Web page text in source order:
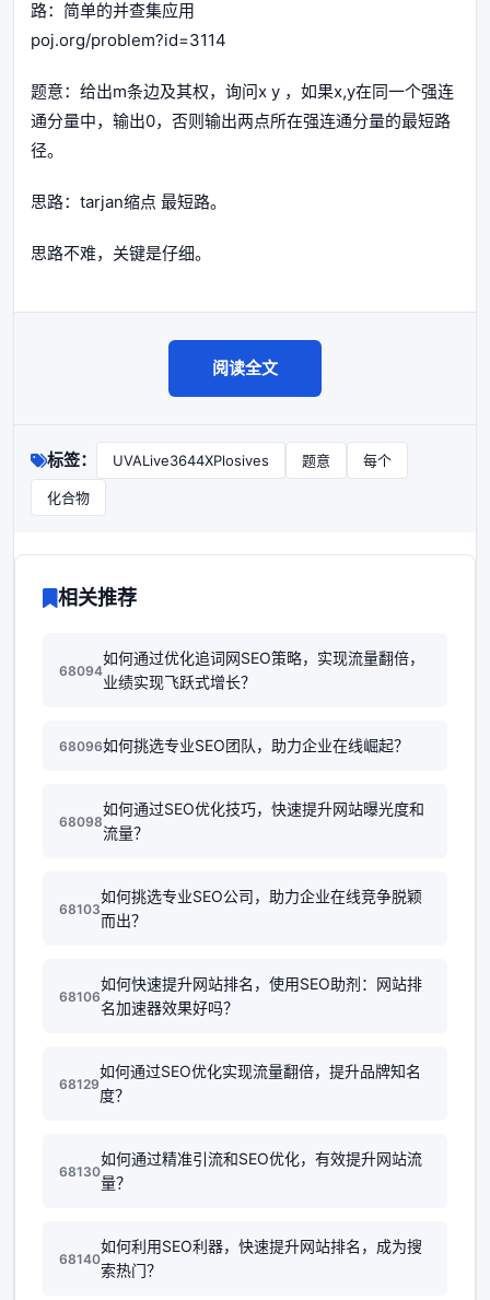
路：简单的并查集应用
poj.org/problem?id=3114
题意：给出m条边及其权，询问x y ，如果x,y在同一个强连
通分量中，输出0，否则输出两点所在强连通分量的最短路
径。
思路：tarjan缩点 最短路。
思路不难，关键是仔细。
阅读全文
标签： UVALive3644XPlosives 题意 每个
化合物
相关推荐
68094
如何通过优化追词网SEO策略，实现流量翻倍，
业绩实现飞跃式增长？
68096如何挑选专业SEO团队，助力企业在线崛起？
68098
如何通过SEO优化技巧，快速提升网站曝光度和
流量？
68103
如何挑选专业SEO公司，助力企业在线竞争脱颖
而出？
68106
如何快速提升网站排名，使用SEO助剂：网站排
名加速器效果好吗？
68129
如何通过SEO优化实现流量翻倍，提升品牌知名
度？
68130
如何通过精准引流和SEO优化，有效提升网站流
量？
68140
如何利用SEO利器，快速提升网站排名，成为搜
索热门？